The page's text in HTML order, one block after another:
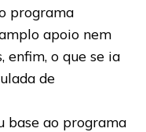
programa
apoio nem
enfim, o que se ia
de
base ao programa